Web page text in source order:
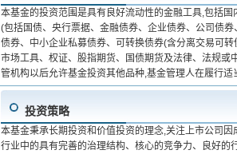
本基金的投资范围是具有良好流动性的金融工具,包括
(包括国债、央行票据、金融债券、企业债券、公司债
债券、中小企业私募债券、可转换债券(含分离交易可
市场工具、权证、股指期货、国债期货及法律、法规
管机构以后允许基金投资其他品种,基金管理人在履行适
投资策略
本基金秉承长期投资和价值投资的理念,关注上市公司
行业中的具有完善的治理结构、核心的竞争力、良好